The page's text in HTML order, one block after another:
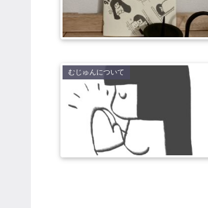
むじゅんについて